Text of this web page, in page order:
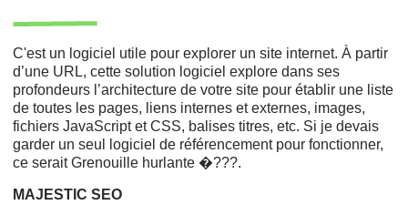
C'est un logiciel utile pour explorer un site internet. À partir
d’une URL, cette solution logiciel explore dans ses
profondeurs l’architecture de votre site pour établir une liste
de toutes les pages, liens internes et externes, images,
fichiers JavaScript et CSS, balises titres, etc. Si je devais
garder un seul logiciel de référencement pour fonctionner,
ce serait Grenouille hurlante �???.
MAJESTIC SEO